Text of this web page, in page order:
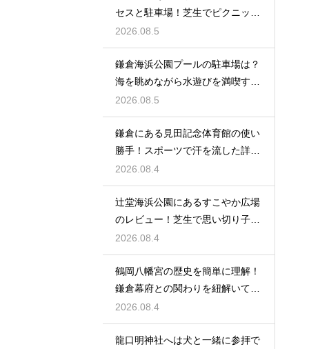
セスと駐車場！芝生でピクニック
を満喫する
2026.08.5
鎌倉海浜公園プールの駐車場は？
海を眺めながら水遊びを満喫する
レビュー
2026.08.5
鎌倉にある見田記念体育館の使い
勝手！スポーツで汗を流した詳細
レビュー
2026.08.4
辻堂海浜公園にあるすこやか広場
のレビュー！芝生で思い切り子供
と遊ぶ休日
2026.08.4
鶴岡八幡宮の歴史を簡単に理解！
鎌倉幕府との関わりを紐解いて観
光を楽しむ
2026.08.4
龍口明神社へは犬と一緒に参拝で